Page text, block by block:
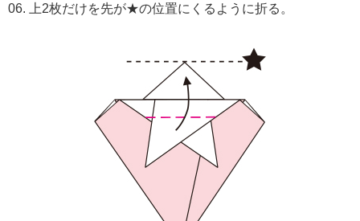
06. 上2枚だけを先が★の位置にくるように折る。